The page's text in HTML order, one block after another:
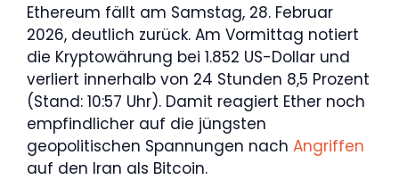
Ethereum fällt am Samstag, 28. Februar
2026, deutlich zurück. Am Vormittag notiert
die Kryptowährung bei 1.852 US-Dollar und
verliert innerhalb von 24 Stunden 8,5 Prozent
(Stand: 10:57 Uhr). Damit reagiert Ether noch
empfindlicher auf die jüngsten
geopolitischen Spannungen nach Angriffen
auf den Iran als Bitcoin.